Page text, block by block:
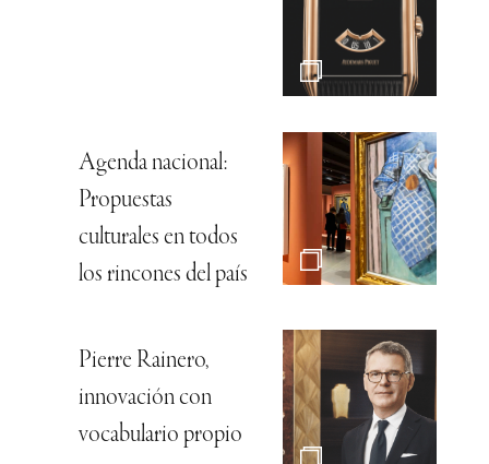
Agenda nacional:
Propuestas
culturales en todos
los rincones del país
Pierre Rainero,
innovación con
vocabulario propio